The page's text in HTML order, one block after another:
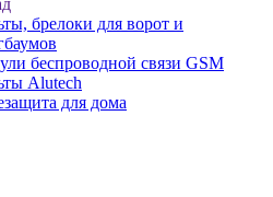
брелоки для ворот и
беспроводной связи GSM
Alutech
для дома